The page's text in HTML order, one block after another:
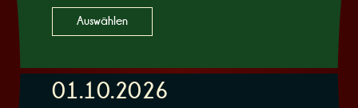
e
Auswählen
01.10.2026